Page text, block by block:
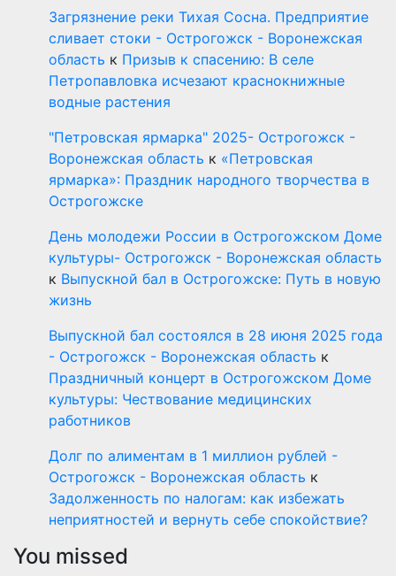
Загрязнение реки Тихая Сосна. Предприятие
сливает стоки - Острогожск - Воронежская
область к Призыв к спасению: В селе
Петропавловка исчезают краснокнижные
водные растения
"Петровская ярмарка" 2025- Острогожск -
Воронежская область к «Петровская
ярмарка»: Праздник народного творчества в
Острогожске
День молодежи России в Острогожском Доме
культуры- Острогожск - Воронежская область
к Выпускной бал в Острогожске: Путь в новую
жизнь
Выпускной бал состоялся в 28 июня 2025 года
- Острогожск - Воронежская область к
Праздничный концерт в Острогожском Доме
культуры: Чествование медицинских
работников
Долг по алиментам в 1 миллион рублей -
Острогожск - Воронежская область к
Задолженность по налогам: как избежать
неприятностей и вернуть себе спокойствие?
You missed